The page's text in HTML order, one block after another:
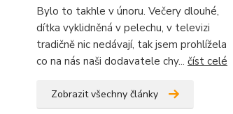
Bylo to takhle v únoru. Večery dlouhé,
dítka vyklidněná v pelechu, v televizi
tradičně nic nedávají, tak jsem prohlížela
co na nás naši dodavatele chy... číst celé
Zobrazit všechny články